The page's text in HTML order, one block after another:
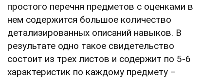
простого перечня предметов с оценками в
нем содержится большое количество
детализированных описаний навыков. В
результате одно такое свидетельство
состоит из трех листов и содержит по 5-6
характеристик по каждому предмету –